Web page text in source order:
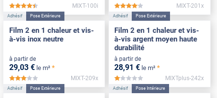
*****
MIXT-100i
*****
MIXT-201x
Adhésif Pose Extérieure
Film 2 en 1 chaleur et vis-
à-vis inox neutre
à partir de
29,03 € le m² *
*****
MIXT-209x
Adhésif Pose Extérieure
Film 2 en 1 chaleur et vis-
à-vis argent moyen haute
durabilité
à partir de
28,91 € le m² *
*****
MIXTplus-242x
Adhésif Pose Extérieure Adhésif Pose Intérieure